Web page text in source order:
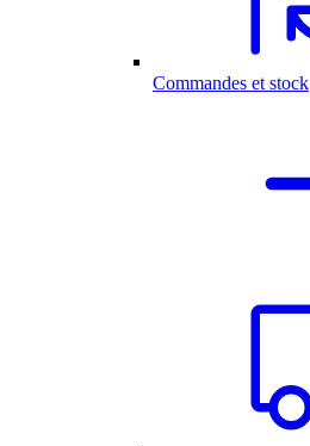
Commandes et stock